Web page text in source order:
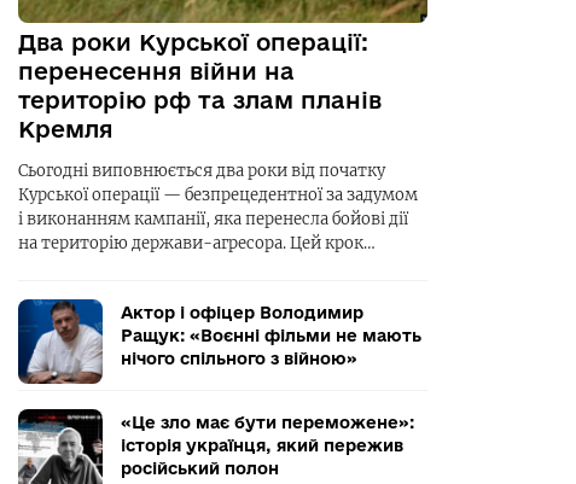
Два роки Курської операції:
перенесення війни на
територію рф та злам планів
Кремля
Сьогодні виповнюється два роки від початку
Курської операції — безпрецедентної за задумом
і виконанням кампанії, яка перенесла бойові дії
на територію держави-агресора. Цей крок…
Актор і офіцер Володимир
Ращук: «Воєнні фільми не мають
нічого спільного з війною»
«Це зло має бути переможене»:
історія українця, який пережив
російський полон